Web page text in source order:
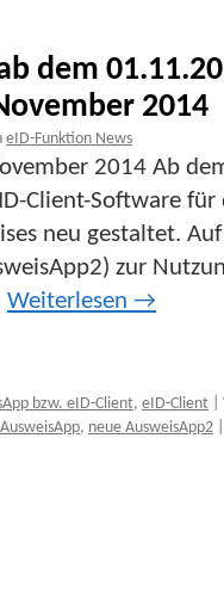
dem
2014
eID-Funktion News
2014 Ab
Client-Software für
neu gestaltet.
zur
Weiterlesen →
bzw. eID-Client, eID-Client
, neue AusweisApp2